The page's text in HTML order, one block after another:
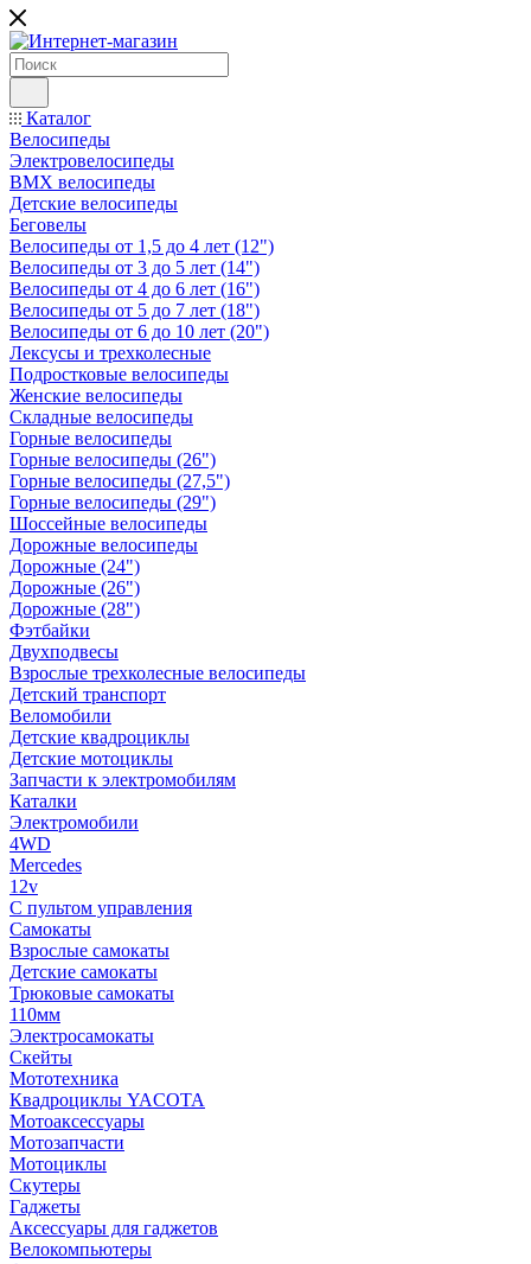
Каталог
Велосипеды
Электровелосипеды
BMX велосипеды
Детские велосипеды
Беговелы
Велосипеды от 1,5 до 4 лет (12")
Велосипеды от 3 до 5 лет (14")
Велосипеды от 4 до 6 лет (16")
Велосипеды от 5 до 7 лет (18")
Велосипеды от 6 до 10 лет (20")
Лексусы и трехколесные
Подростковые велосипеды
Женские велосипеды
Складные велосипеды
Горные велосипеды
Горные велосипеды (26")
Горные велосипеды (27,5")
Горные велосипеды (29")
Шоссейные велосипеды
Дорожные велосипеды
Дорожные (24")
Дорожные (26")
Дорожные (28")
Фэтбайки
Двухподвесы
Взрослые трехколесные велосипеды
Детский транспорт
Веломобили
Детские квадроциклы
Детские мотоциклы
Запчасти к электромобилям
Каталки
Электромобили
4WD
Mercedes
12v
С пультом управления
Самокаты
Взрослые самокаты
Детские самокаты
Трюковые самокаты
110мм
Электросамокаты
Скейты
Мототехника
Квадроциклы YACOTA
Мотоаксессуары
Мотозапчасти
Мотоциклы
Скутеры
Гаджеты
Аксессуары для гаджетов
Велокомпьютеры